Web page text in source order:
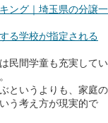
ング｜埼玉県の分譲一
る学校が指定される
民間学童も充実してい
というよりも、家庭の
う考え方が現実的で